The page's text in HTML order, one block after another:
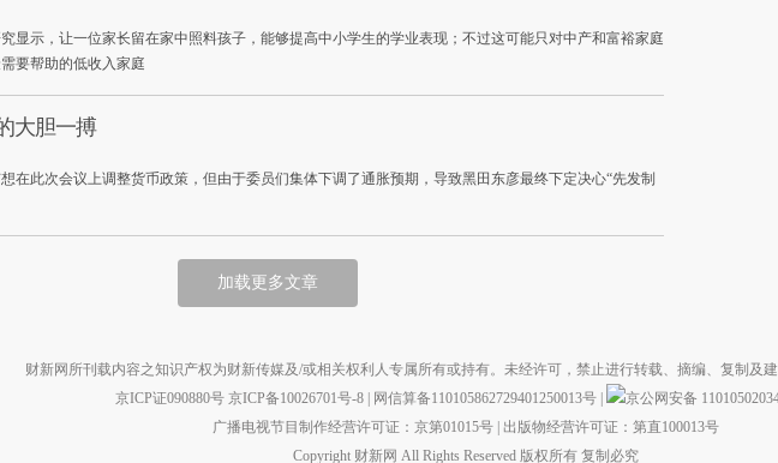
显示，让一位家长留在家中照料孩子，能够提高中小学生的学业表现；不过这可能只对中产和富裕家庭
要帮助的低收入家庭
大胆一搏
在此次会议上调整货币政策，但由于委员们集体下调了通胀预期，导致黑田东彦最终下定决心“先发制
加载更多文章
财新网所刊载内容之知识产权为财新传媒及/或相关权利人专属所有或持有。未经许可，禁止进行转载、摘编、复制及建
京ICP证090880号 京ICP备10026701号-8 网信算备110105862729401250013号
京公网安备
广播电视节目制作经营许可证：京第01015号 出版物经营许可证：第直100013号
Copyright 财新网 All Rights Reserved 版权所有 复制必究